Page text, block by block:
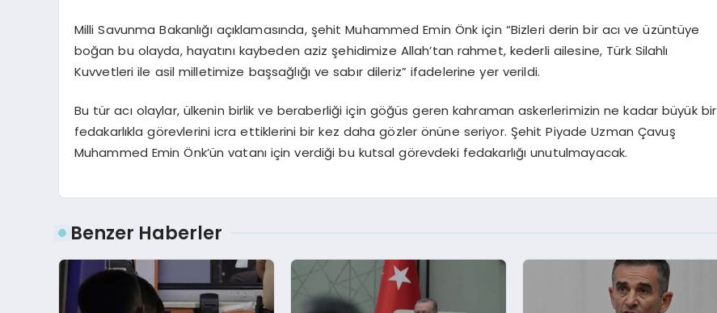
Milli Savunma Bakanlığı açıklamasında, şehit Muhammed Emin Önk için “Bizleri derin bir acı ve üzüntüye
boğan bu olayda, hayatını kaybeden aziz şehidimize Allah’tan rahmet, kederli ailesine, Türk Silahlı
Kuvvetleri ile asil milletimize başsağlığı ve sabır dileriz” ifadelerine yer verildi.
Bu tür acı olaylar, ülkenin birlik ve beraberliği için göğüs geren kahraman askerlerimizin ne kadar büyük bir
fedakarlıkla görevlerini icra ettiklerini bir kez daha gözler önüne seriyor. Şehit Piyade Uzman Çavuş
Muhammed Emin Önk’ün vatanı için verdiği bu kutsal görevdeki fedakarlığı unutulmayacak.
Benzer Haberler